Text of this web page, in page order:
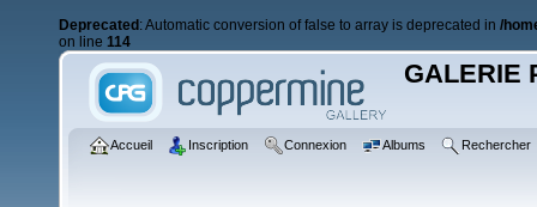
Deprecated : Automatic conversion of false to array is deprecated in /
on line 114
GALERIE
Accueil Inscription Connexion Albums Rechercher